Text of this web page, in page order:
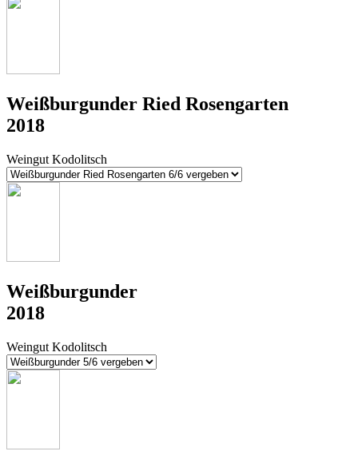
Weißburgunder Ried Rosengarten
2018
Weingut Kodolitsch
Weißburgunder
2018
Weingut Kodolitsch